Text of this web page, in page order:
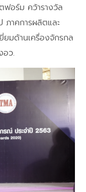
อร์ม คว้ารางวัล
ภาคการผลิตและ
ยมด้านเครื่องจักรกล
อว.